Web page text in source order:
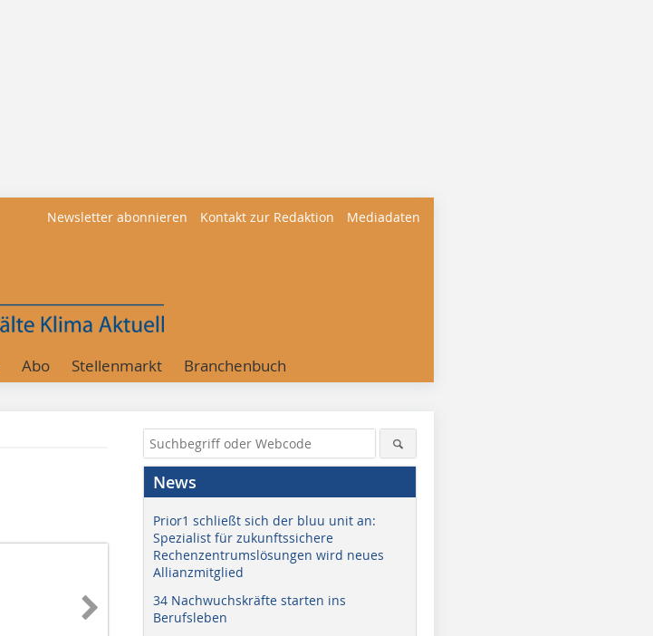
Newsletter abonnieren Kontakt zur Redaktion Mediadaten
Abo Stellenmarkt Branchenbuch
News
Prior1 schließt sich der bluu unit an:
Spezialist für zukunftssichere
Rechenzentrumslösungen wird neues
Allianzmitglied
34 Nachwuchskräfte starten ins
Berufsleben